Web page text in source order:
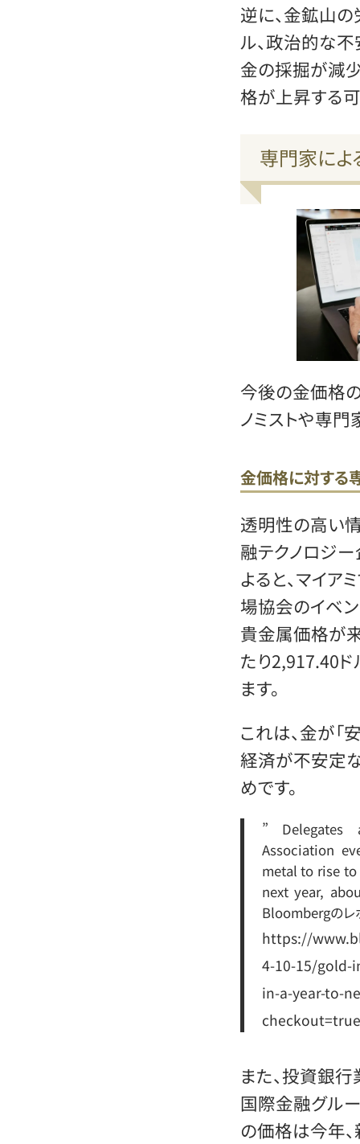
逆に、金鉱山
ル、政治的な
金の採掘が減
格が上昇する
専門家に
今後の金価格
ノミストや専
金価格に対する
透明性の高い
融テクノロジ
よると、マイア
場協会のイベ
貴金属価格が
たり2,917.40
ます。
これは、金が「
経済が不安定
めです。
”
Association
metal to rise to
next year,
Bloombergのレ
https://
4-10-15/gold-
in-a-year-to-
checkout=true
また、投資銀
国際金融グル
の価格は今年